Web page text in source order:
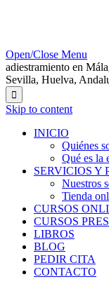
Open/Close Menu
adiestramiento en
Sevilla, Huelva,

Skip to content
INICIO
Quiénes
Qué es la
SERVICIOS Y
Nuestros
Tienda
CURSOS
CURSOS
LIBROS
BLOG
PEDIR CITA
CONTACTO